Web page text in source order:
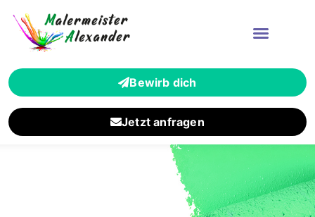
Bewirb dich
Jetzt anfragen